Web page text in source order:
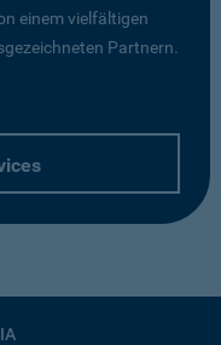
einem vielfältigen
Partnern.